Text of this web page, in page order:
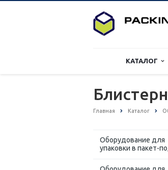
КАТАЛОГ
Главная Каталог
Оборудование для
упаковки в пакет-